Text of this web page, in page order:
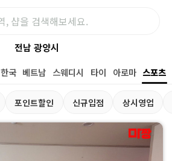
전남 광양시
한국 베트남 스웨디시 타이 아로마 스포츠
포인트할인 신규입점 상시영업